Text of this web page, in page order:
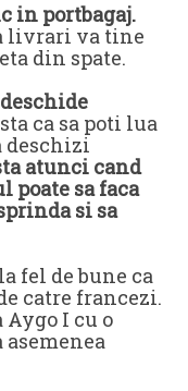
in portbagaj.
livrari va tine
din spate.
ca sa poti lua
deschizi
atunci cand
poate sa faca
si sa
fel de bune ca
catre francezi.
I cu o